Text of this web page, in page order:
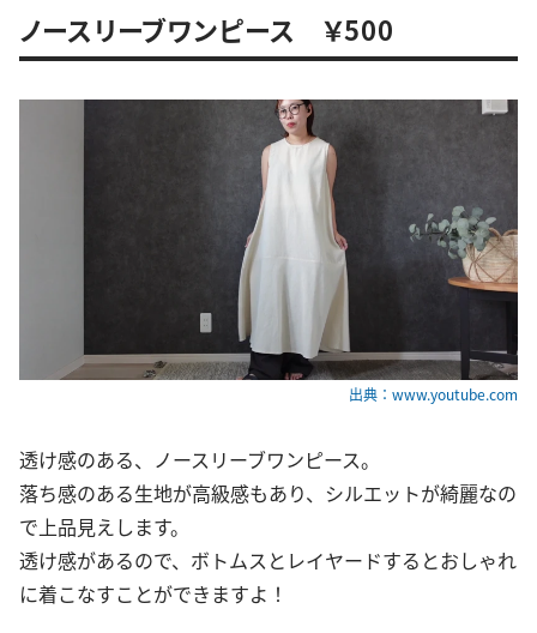
ノースリーブワンピース ￥500
出典：www.youtube.com
透け感のある、ノースリーブワンピース。
落ち感のある生地が高級感もあり、シルエットが綺麗なの
で上品見えします。
透け感があるので、ボトムスとレイヤードするとおしゃれ
に着こなすことができますよ！